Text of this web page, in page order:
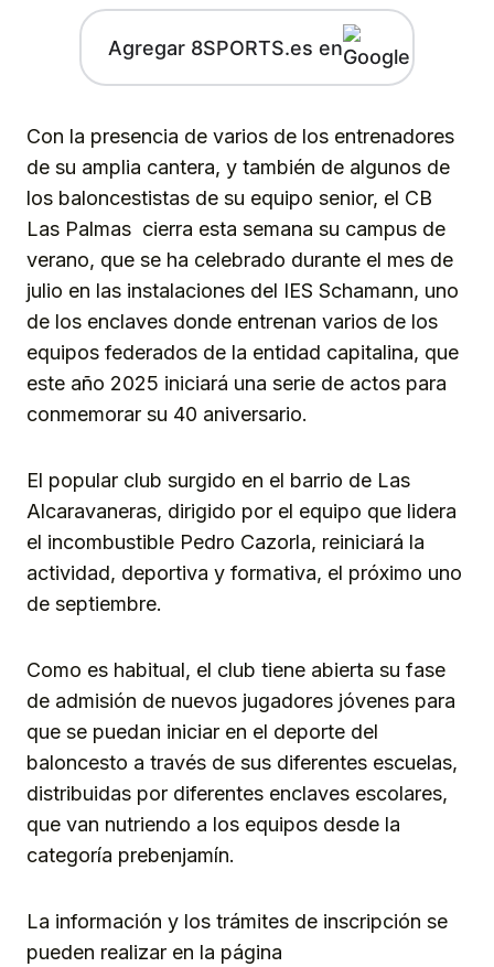
Agregar 8SPORTS.es en
Con la presencia de varios de los entrenadores
de su amplia cantera, y también de algunos de
los baloncestistas de su equipo senior, el CB
Las Palmas cierra esta semana su campus de
verano, que se ha celebrado durante el mes de
julio en las instalaciones del IES Schamann, uno
de los enclaves donde entrenan varios de los
equipos federados de la entidad capitalina, que
este año 2025 iniciará una serie de actos para
conmemorar su 40 aniversario.
El popular club surgido en el barrio de Las
Alcaravaneras, dirigido por el equipo que lidera
el incombustible Pedro Cazorla, reiniciará la
actividad, deportiva y formativa, el próximo uno
de septiembre.
Como es habitual, el club tiene abierta su fase
de admisión de nuevos jugadores jóvenes para
que se puedan iniciar en el deporte del
baloncesto a través de sus diferentes escuelas,
distribuidas por diferentes enclaves escolares,
que van nutriendo a los equipos desde la
categoría prebenjamín.
La información y los trámites de inscripción se
pueden realizar en la página